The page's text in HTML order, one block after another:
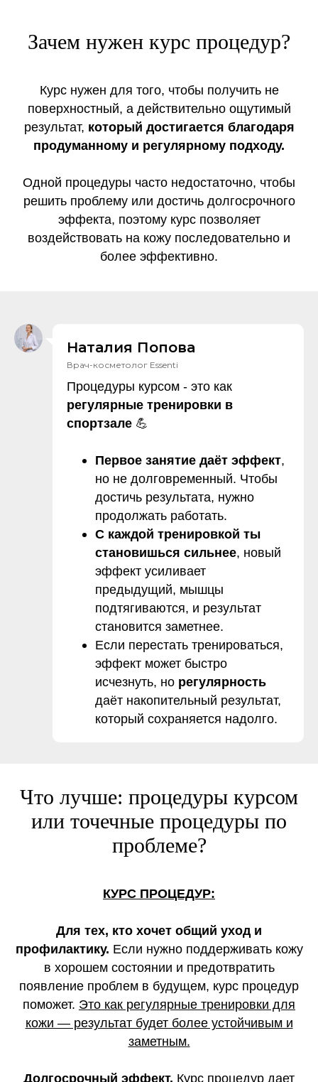
Зачем нужен курс процедур?
Курс нужен для того, чтобы получить не
поверхностный, а действительно ощутимый
результат, который достигается благодаря
продуманному и регулярному подходу.
Одной процедуры часто недостаточно, чтобы
решить проблему или достичь долгосрочного
эффекта, поэтому курс позволяет
воздействовать на кожу последовательно и
более эффективно.
Наталия Попова
Врач-косметолог Essenti
Процедуры курсом - это как
регулярные тренировки в
спортзале 💪
Первое занятие даёт эффект,
но не долговременный. Чтобы
достичь результата, нужно
продолжать работать.
С каждой тренировкой ты
становишься сильнее, новый
эффект усиливает
предыдущий, мышцы
подтягиваются, и результат
становится заметнее.
Если перестать тренироваться,
эффект может быстро
исчезнуть, но регулярность
даёт накопительный результат,
который сохраняется надолго.
Что лучше: процедуры курсом
или точечные процедуры по
проблеме?
КУРС ПРОЦЕДУР:
Для тех, кто хочет общий уход и
профилактику. Если нужно поддерживать кожу
в хорошем состоянии и предотвратить
появление проблем в будущем, курс процедур
поможет. Это как регулярные тренировки для
кожи — результат будет более устойчивым и
заметным.
Долгосрочный эффект. Курс процедур дает